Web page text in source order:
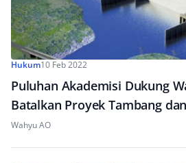
Hukum10 Feb 2022
Puluhan Akademisi Dukung
Batalkan Proyek Tambang
Wahyu AO